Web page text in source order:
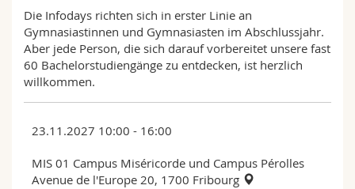
Die Infodays richten sich in erster Linie an
Gymnasiastinnen und Gymnasiasten im Abschlussjahr.
Aber jede Person, die sich darauf vorbereitet unsere fast
60 Bachelorstudiengänge zu entdecken, ist herzlich
willkommen.
23.11.2027 10:00 - 16:00
MIS 01 Campus Miséricorde und Campus Pérolles
Avenue de l'Europe 20, 1700 Fribourg